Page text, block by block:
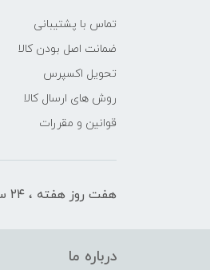
تماس با پشتیبانی
ضمانت اصل بودن کالا
تحویل اکسپرس
روش های ارسال کالا
قوانین و مقررات
هفت روز هفته ، ۲۴ ساعت شبانه‌روز پاسخگوی شما هستیم
درباره ما